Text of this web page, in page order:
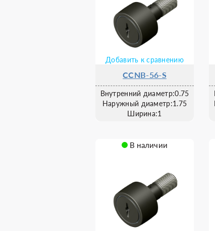
Добавить к сравнению
CCNB-56-S
Внутренний диаметр:0.75
Наружный диаметр:1.75
Ширина:1
В наличии